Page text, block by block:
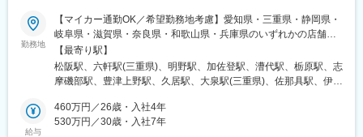
・月次／年次決算業務
・予算管理や数値分析
・税務関連業務の補助
・業務改善やフロー整備の提案 など
将来的には、経理部門の中心メンバーとして、会社経営を支える
■職務の特徴／働く環境
勤務地
【マイカー通勤OK／希望勤務地考慮】愛知県・三重県・静岡県・
岐阜県・滋賀県・奈良県・和歌山県・兵庫県のいずれかの店舗に
配属★※自宅から勤務可能な店舗へ配属します。■本社／三重県松
阪市川井町花田539＜アクセス＞近畿日本鉄道「松阪駅」より車
で約8分※勤務地の詳細は農業屋HPの「店舗情報」をご確認くださ
【最寄り駅】
松阪駅、六軒駅(三重県)、明野駅、加佐登駅、漕代駅、栃原駅、志
摩磯部駅、豊津上野駅、久居駅、大泉駅(三重県)、佐那具駅、伊勢
河田原駅、大清水駅、上丸渕駅、豊川稲荷駅、西尾駅、岡崎駅、
八幡新田駅、黒笹駅、竹村駅、石仏駅、神領駅、植大駅、美江寺
給与
460万円／26歳・入社4年
530万円／30歳・入社7年